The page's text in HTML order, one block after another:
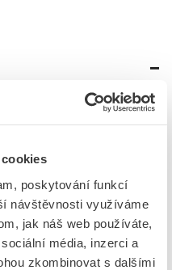
poskytování funkcí
návštěvnosti využíváme
jak náš web používáte,
média, inzerci a
zkombinovat s dalšími
Hz 60) modrá